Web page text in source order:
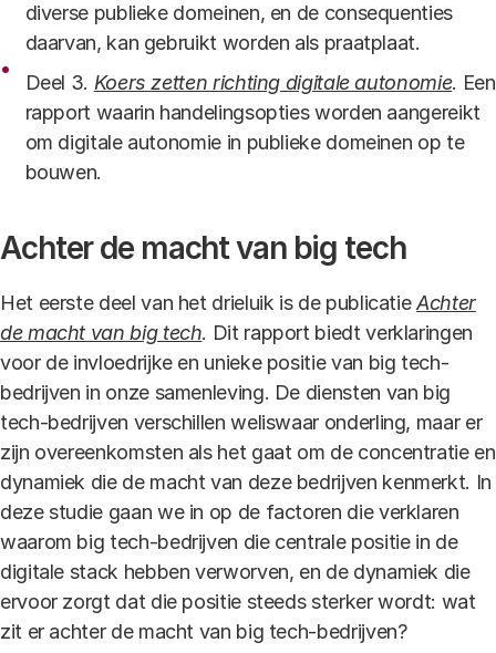
diverse publieke domeinen, en de consequenties
daarvan, kan gebruikt worden als praatplaat.
Deel 3. Koers zetten richting digitale autonomie. Een
rapport waarin handelingsopties worden aangereikt
om digitale autonomie in publieke domeinen op te
bouwen.
Achter de macht van big tech
Het eerste deel van het drieluik is de publicatie Achter
de macht van big tech. Dit rapport biedt verklaringen
voor de invloedrijke en unieke positie van big tech-
bedrijven in onze samenleving. De diensten van big
tech-bedrijven verschillen weliswaar onderling, maar er
zijn overeenkomsten als het gaat om de concentratie en
dynamiek die de macht van deze bedrijven kenmerkt. In
deze studie gaan we in op de factoren die verklaren
waarom big tech-bedrijven die centrale positie in de
digitale stack hebben verworven, en de dynamiek die
ervoor zorgt dat die positie steeds sterker wordt: wat
zit er achter de macht van big tech-bedrijven?